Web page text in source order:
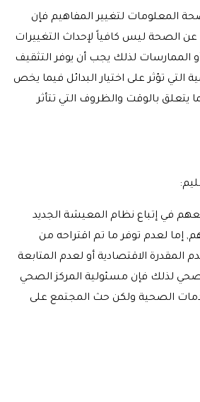
المعلومات لتغيير المفاهيم فإن
الصحة ليس كافياً لإحداث التغييرات
الممارسات لذلك يجب أن يوفر التثقيف
التي تؤثر على اختيار البدائل فيما يخص
يتعلق بالوقت والظروف التي تتأثر
في إتباع نظام المعيشة الجديد
إما لعدم توفر ما تم اقتراحه من
المقدرة الاقتصادية أو لعدم المتابعة
لذلك فإن مسئولية المركز الصحي
الصحية ولكن حث المجتمع على